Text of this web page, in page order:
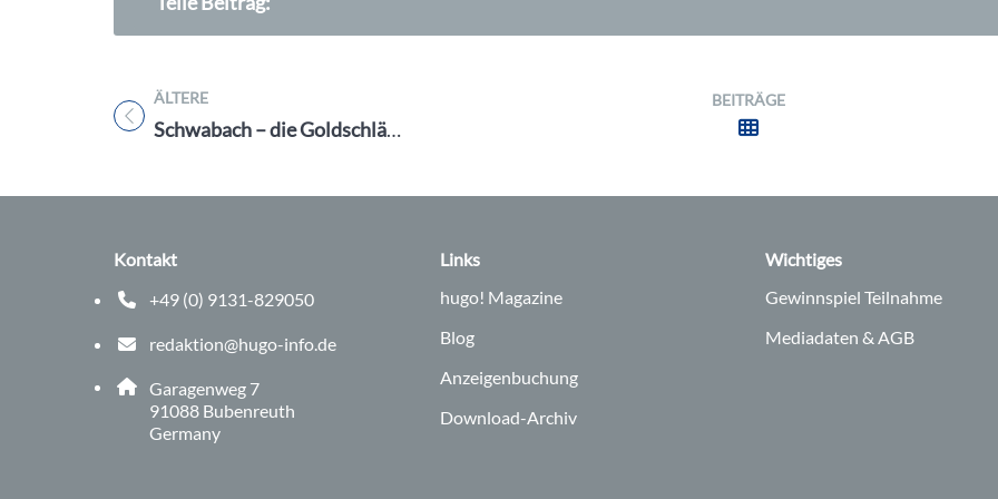
ÄLTERE
Titel für Beitrag
Schwabach – die Goldschlägerstadt
BEITRÄGE
Kontakt
+49 (0) 9131-829050
Telefonnummer: 0 9 1 3 1 8 2 9 0 5 0
redaktion@hugo-info.de
E-Mail Adresse: redaktion@hugo-info.de
Adresse:
Garagenweg 7
91088 , 9 1 0 8 8
Bubenreuth
Germany
Links
hugo! Magazine
Blog
Anzeigenbuchung
Download-Archiv
Wichtiges
Gewinnspiel Teilnahme
Mediadaten & AGB